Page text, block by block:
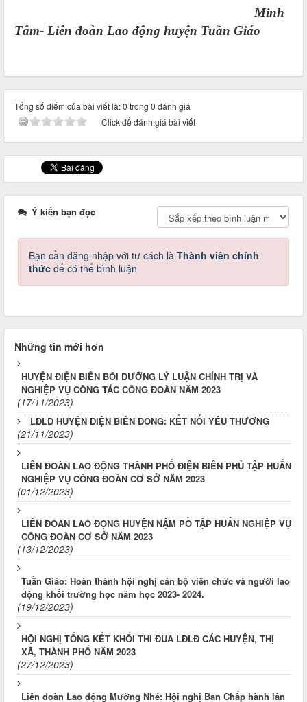
Minh
Tâm- Liên đoàn Lao động huyện Tuần Giáo
Tổng số điểm của bài viết là: 0 trong 0 đánh giá
Click để đánh giá bài viết
Ý kiến bạn đọc
Bạn cần đăng nhập với tư cách là Thành viên chính
thức để có thể bình luận
Những tin mới hơn
HUYỆN ĐIỆN BIÊN BỒI DƯỠNG LÝ LUẬN CHÍNH TRỊ VÀ
NGHIỆP VỤ CÔNG TÁC CÔNG ĐOÀN NĂM 2023
(17/11/2023)
LĐLĐ HUYỆN ĐIỆN BIÊN ĐÔNG: KẾT NỐI YÊU THƯƠNG
(21/11/2023)
LIÊN ĐOÀN LAO ĐỘNG THÀNH PHỐ ĐIỆN BIÊN PHỦ TẬP HUẤN
NGHIỆP VỤ CÔNG ĐOÀN CƠ SỞ NĂM 2023
(01/12/2023)
LIÊN ĐOÀN LAO ĐỘNG HUYỆN NẬM PỒ TẬP HUẤN NGHIỆP VỤ
CÔNG ĐOÀN CƠ SỞ NĂM 2023
(13/12/2023)
Tuần Giáo: Hoàn thành hội nghị cán bộ viên chức và người lao
động khối trường học năm học 2023- 2024.
(19/12/2023)
HỘI NGHỊ TỔNG KẾT KHỐI THI ĐUA LĐLĐ CÁC HUYỆN, THỊ
XÃ, THÀNH PHỐ NĂM 2023
(27/12/2023)
Liên đoàn Lao động Mường Nhé: Hội nghị Ban Chấp hành lần